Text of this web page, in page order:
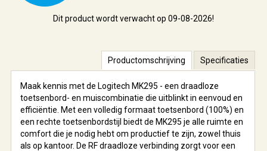
Dit product wordt verwacht op 09-08-2026!
Productomschrijving Specificaties
Maak kennis met de Logitech MK295 - een draadloze
toetsenbord- en muiscombinatie die uitblinkt in eenvoud en
efficiëntie. Met een volledig formaat toetsenbord (100%) en
een rechte toetsenbordstijl biedt de MK295 je alle ruimte en
comfort die je nodig hebt om productief te zijn, zowel thuis
als op kantoor. De RF draadloze verbinding zorgt voor een